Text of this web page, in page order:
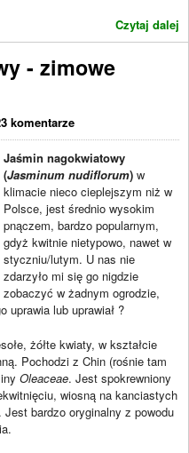
Czytaj dalej
- zimowe
komentarze
Jaśmin nagokwiatowy
(Jasminum nudiflorum) w
klimacie nieco cieplejszym niż w
Polsce, jest średnio wysokim
pnączem, bardzo popularnym,
gdyż kwitnie nietypowo, nawet w
styczniu/lutym. U nas nie
zdarzyło mi się go nigdzie
zobaczyć w żadnym ogrodzie,
lub uprawiał ?
żółte kwiaty, w kształcie
Pochodzi z Chin (rośnie tam
Oleaceae. Jest spokrewniony
wiosną na kanciastych
bardzo oryginalny z powodu